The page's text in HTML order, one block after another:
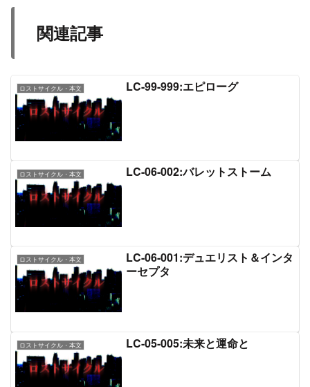
関連記事
ロストサイクル・本文 LC-99-999:エピローグ
ロストサイクル・本文 LC-06-002:バレットストーム
ロストサイクル・本文
LC-06-001:デュエリスト＆インタ
ーセプタ
ロストサイクル・本文 LC-05-005:未来と運命と